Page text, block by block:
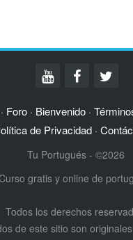
· Foro · Bienvenido ·
de Privacidad ·
Tu Portugués - ©2026
gratis y online de
Todos los derechos
de este sitio son